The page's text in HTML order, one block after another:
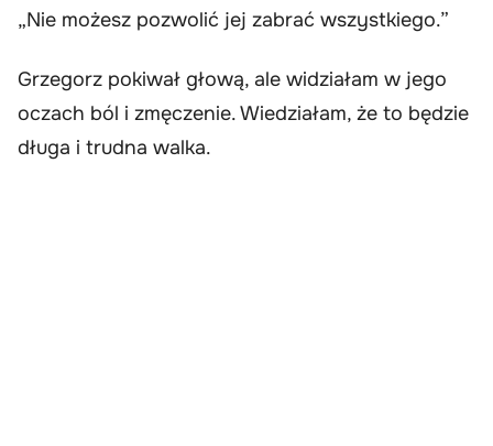
„Nie możesz pozwolić jej zabrać wszystkiego.”
Grzegorz pokiwał głową, ale widziałam w jego
oczach ból i zmęczenie. Wiedziałam, że to będzie
długa i trudna walka.